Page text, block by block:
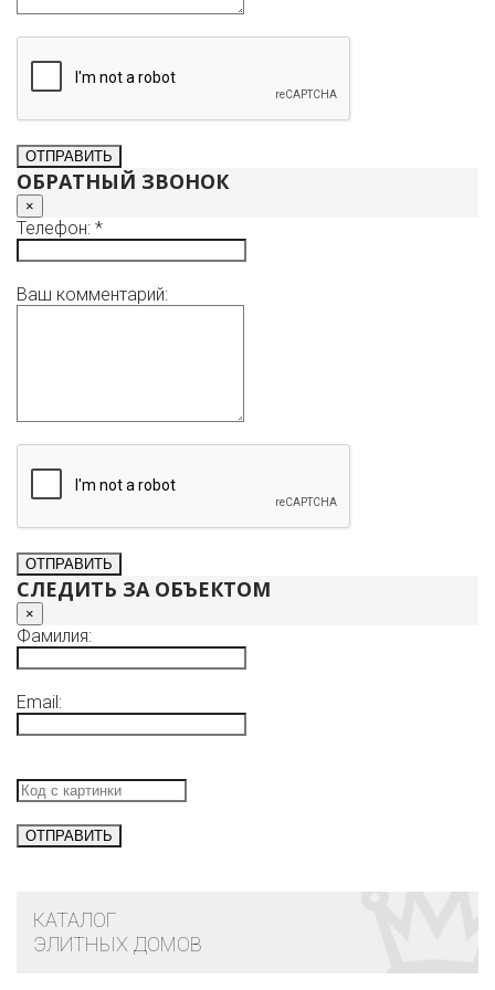
Быстрый доступ к основным магистралям города, в
минуте Обводный канал, удобный выезд на ЗСД.
детских долей - максимально простая сделка,
документы готовы. Подходит под ипотеку. Полное
сопровождение сделки для покупателя бесплатно.
договоренности, звоните.
ОБРАТНЫЙ ЗВОНОК
×
Телефон: *
Ваш комментарий:
СЛЕДИТЬ ЗА ОБЪЕКТОМ
×
Фамилия:
Email:
КАТАЛОГ
ЭЛИТНЫХ ДОМОВ